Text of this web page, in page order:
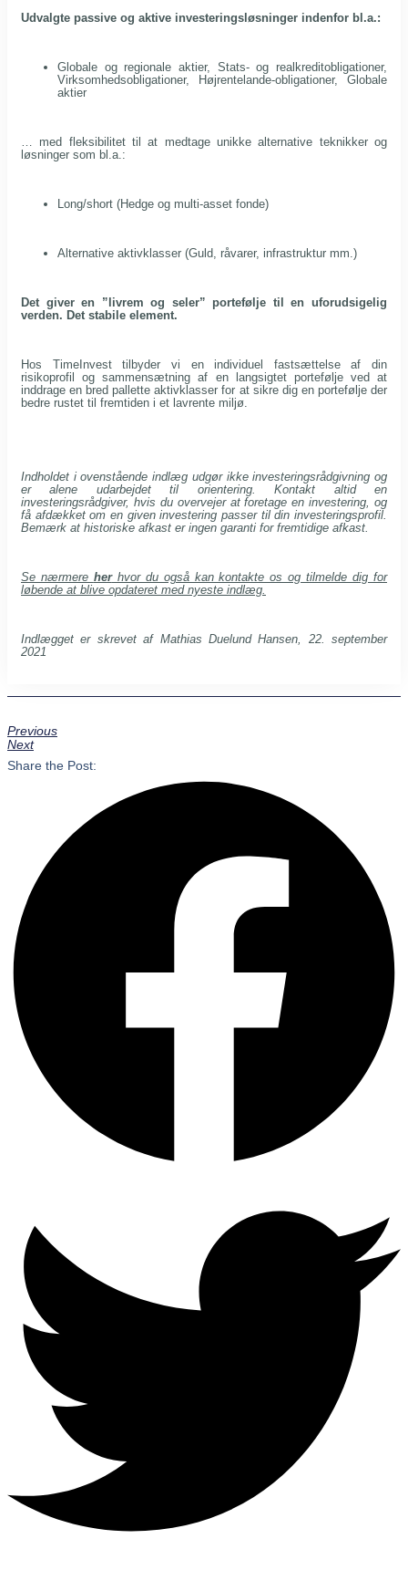
Udvalgte passive og aktive investeringsløsninger indenfor bl.a.:
Globale og regionale aktier, Stats- og realkreditobligationer,
Virksomhedsobligationer, Højrentelande-obligationer, Globale
aktier
… med fleksibilitet til at medtage unikke alternative teknikker og
løsninger som bl.a.:
Long/short (Hedge og multi-asset fonde)
Alternative aktivklasser (Guld, råvarer, infrastruktur mm.)
Det giver en ”livrem og seler” portefølje til en uforudsigelig
verden. Det stabile element.
Hos TimeInvest tilbyder vi en individuel fastsættelse af din
risikoprofil og sammensætning af en langsigtet portefølje ved at
inddrage en bred pallette aktivklasser for at sikre dig en portefølje der
bedre rustet til fremtiden i et lavrente miljø.
Indholdet i ovenstående indlæg udgør ikke investeringsrådgivning og
er alene udarbejdet til orientering. Kontakt altid en
investeringsrådgiver, hvis du overvejer at foretage en investering, og
få afdækket om en given investering passer til din investeringsprofil.
Bemærk at historiske afkast er ingen garanti for fremtidige afkast.
Se nærmere herhvor du også kan kontakte os og tilmelde dig for
løbende at blive opdateret med nyeste indlæg.
Indlægget er skrevet af Mathias Duelund Hansen, 22. september
2021
Previous
Next
Share the Post: